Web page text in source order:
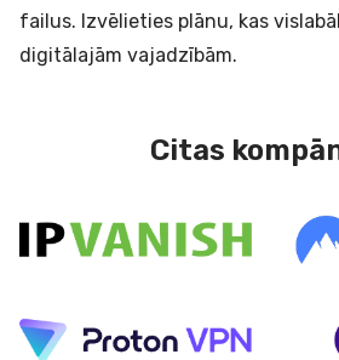
failus. Izvēlieties plānu, kas
digitālajām vajadzībām.
Citas